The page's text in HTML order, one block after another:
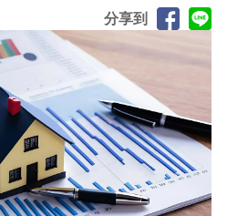
分享到